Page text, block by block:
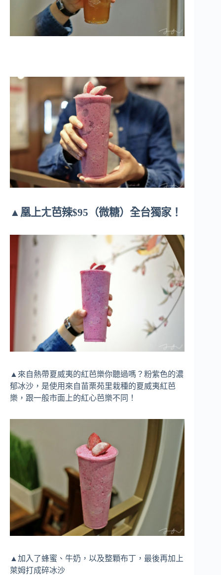
▲凰上ㄤ芭辣$95（微糖）全台獨家！
▲來自熱帶夏威夷的紅芭樂你聽過嗎？粉紫色的濃
郁冰沙，是使用來自苗栗苑里栽種的夏威夷紅芭
樂，跟一般市面上的紅心芭樂不同！
▲加入了蜂蜜、牛奶，以及整顆布丁，最後再加上
萊姆打成碎冰沙